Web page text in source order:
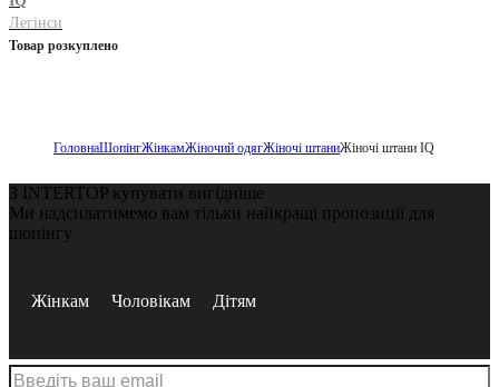
Легінси
Товар розкуплено
ГоловнаШопінгЖінкамЖіночий одягЖіночі штаниЖіночі штани IQ
З INTERTOP купувати вигідніше
Ми надсилатимемо вам тільки найкращі пропозиції для
шопінгу
Жінкам Чоловікам Дітям